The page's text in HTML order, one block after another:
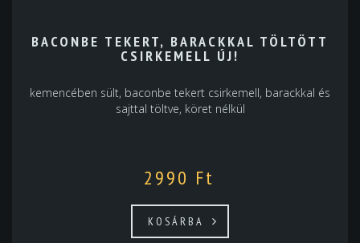
BACONBE TEKERT, BARACKKAL TÖLTÖTT
CSIRKEMELL ÚJ!
kemencében sült, baconbe tekert csirkemell, barackkal és
sajttal töltve, köret nélkül
2990 Ft
KOSÁRBA